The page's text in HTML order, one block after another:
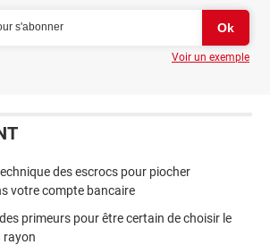
Voir un exemple
des escrocs pour piocher
votre compte bancaire
primeurs pour être certain de choisir le
rayon